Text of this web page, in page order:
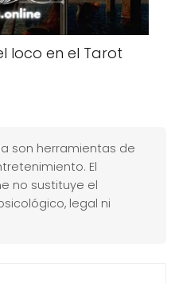
loco en el Tarot
son herramientas de
El
no sustituye el
legal ni